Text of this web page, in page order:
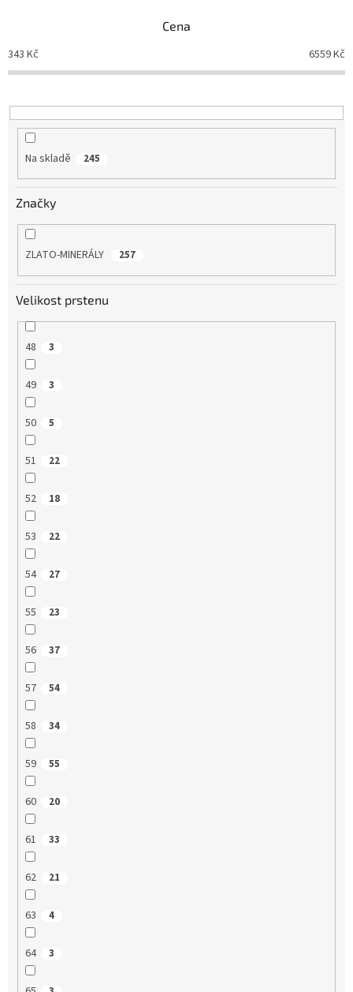
p
r
o
u
Cena
343 Kč 6559Kč
Na skladě 245
Značky
ZLATO-MINERÁLY 257
Velikost prstenu
48 3
49 3
50 5
51 22
52 18
53 22
54 27
55 23
56 37
57 54
58 34
59 55
60 20
61 33
62 21
63 4
64 3